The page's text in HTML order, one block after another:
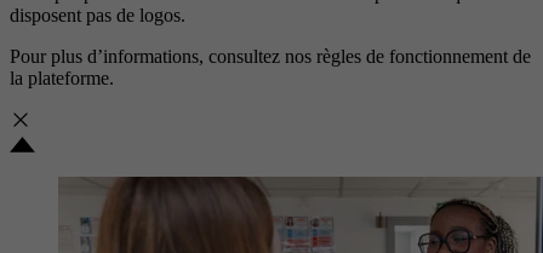
disposent pas de logos.
Pour plus d’informations, consultez nos règles de fonctionnement de
la plateforme.